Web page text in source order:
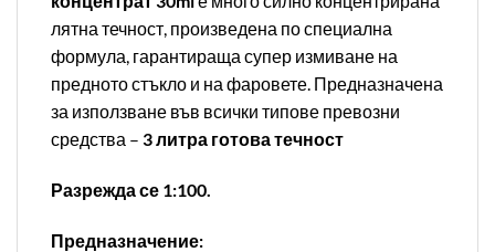
лятна течност, произведена по специална
формула, гарантираща супер измиване на
предното стъкло и на фаровете. Предназначена
за използване във всички типове превозни
средства – 3 литра готова течност
Разрежда се 1:100.
Предназначение: